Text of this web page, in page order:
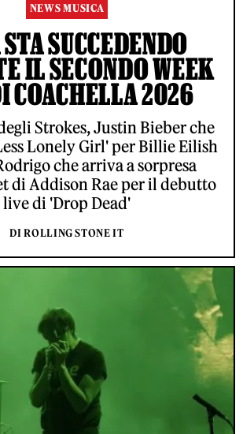
NEWS MUSICA
SUCCEDENDO
IL SECONDO WEEK
COACHELLA 2026
Strokes, Justin Bieber che
Lonely Girl' per Billie Eilish
che arriva a sorpresa
di Addison Rae per il debutto
live di 'Drop Dead'
DI ROLLING STONE IT